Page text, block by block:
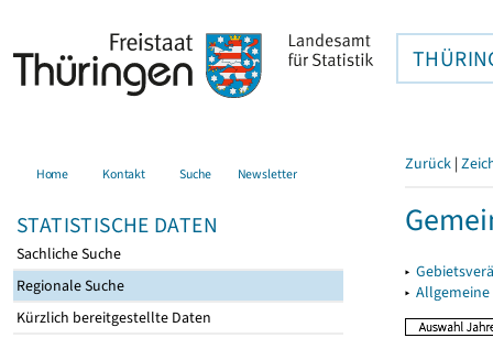
Home Kontakt Suche Newsletter
STATISTISCHE DATEN
Sachliche Suche
Regionale Suche
Kürzlich bereitgestellte Daten
Zurück |
▸
▸